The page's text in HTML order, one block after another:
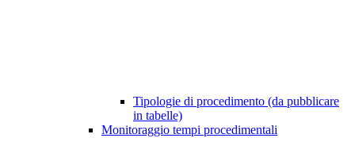
Tipologie di procedimento (da pubblicare
in tabelle)
Monitoraggio tempi procedimentali